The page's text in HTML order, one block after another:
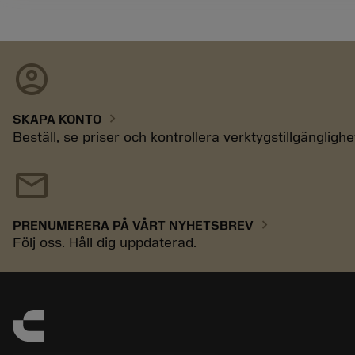
account_circle
SKAPA KONTO chevron_right
Beställ, se priser och kontrollera
mail
PRENUMERERA PÅ VÅRT NYHETSBREV chevron_right
Följ oss. Håll dig uppdaterad.